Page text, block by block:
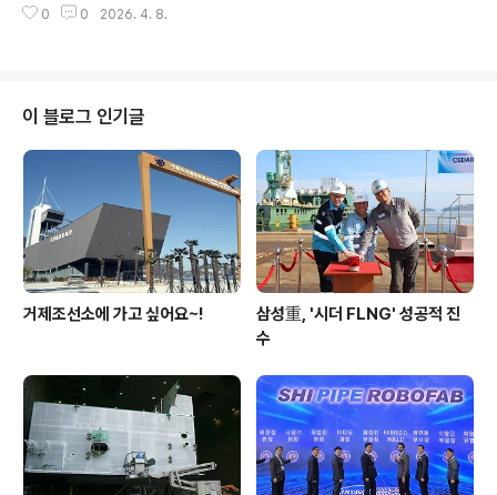
강이나 바다 위에 설치해 부지 확보, 전..
게 보장하고 안전경영의 새로운 패러다임을 제시하는 `작
인철 고용노동부 통영지청장, 정종득 안전보건공단 부산광
역본부장 등 유관부처 관계자와 해외 선주 및 임직원 등 14
0여명이 참석하였음.작업중지권은 `위험하면 즉시 멈춘다
`는 원칙을 모든 작업자의 기본 권리이자 의무로 규정하고,
현장에서 즉각 실행 가능한 안전문화를 확고히 정착하고자
하는 강력한 의지를 담고 있음.이에 따..
0 0 2026. 4. 8.
이 블로그 인기글
거제조선소에 가고 싶어요~!
삼성重, '시더 FLNG' 성공적 진
수